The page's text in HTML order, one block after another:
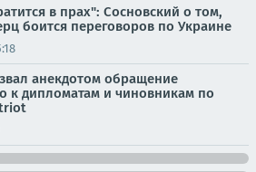
в прах": Сосновский о том,
боится переговоров по Украине
анекдотом обращение
к дипломатам и чиновникам по